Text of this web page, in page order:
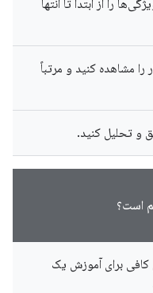
از ابتدا تا انتها
کنید و مرتباً
کنید.
برای آموزش یک